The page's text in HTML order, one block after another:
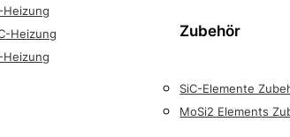
Heizung
Heizung
Heizung
Zubehör
SiC-Elemente
MoSi2 Elements